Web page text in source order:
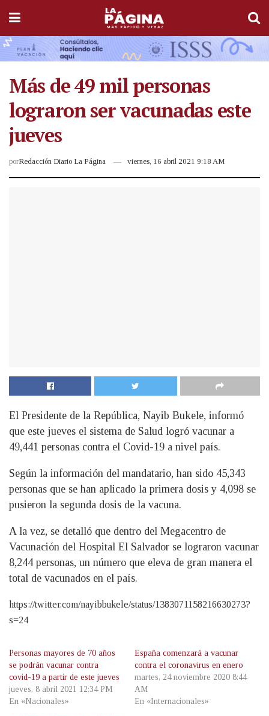
Más de 49 mil personas
lograron ser vacunadas este
jueves
porRedacción Diario La Página viernes, 16 abril 2021 9:18 AM
El Presidente de la República, Nayib Bukele, informó
que este jueves el sistema de Salud logró vacunar a
49,441 personas contra el Covid-19 a nivel país.
Según la información del mandatario, han sido 45,343
personas que se han aplicado la primera dosis y 4,098 se
pusieron la segunda dosis de la vacuna.
A la vez, se detalló que dentro del Megacentro de
Vacunación del Hospital El Salvador se lograron vacunar
8,244 personas, un número que eleva de gran manera el
total de vacunados en el país.
https://twitter.com/nayibbukele/status/1383071158216630273?
s=24
Personas mayores de 70 años
se podrán vacunar contra
covid-19 a partir de este jueves
jueves, 8 abril 2021 12:34 PM
En «Nacionales»
España comenzará a vacunar
contra el coronavirus en enero
martes, 24 noviembre 2020 8:44
AM
En «Internacionales»